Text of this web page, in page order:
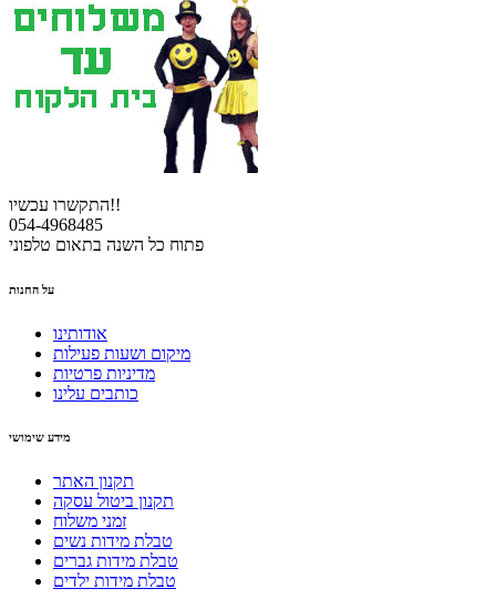
התקשרו עכשיו!!
054-4968485
פתוח כל השנה בתאום טלפוני
על החנות
אודותינו
מיקום ושעות פעילות
מדיניות פרטיות
כותבים עלינו
מידע שימושי
תקנון האתר
תקנון ביטול עסקה
זמני משלוח
טבלת מידות נשים
טבלת מידות גברים
טבלת מידות ילדים